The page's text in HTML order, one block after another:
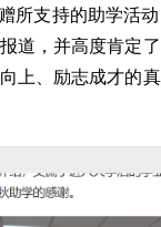
支持的助学活动
道，并高度肯定
上、励志成才的